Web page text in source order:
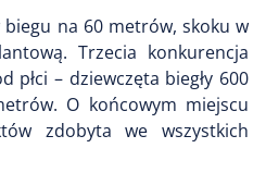
na 60 metrów, skoku w
Trzecia konkurencja
płci – dziewczęta biegły 600
O końcowym miejscu
zdobyta we wszystkich